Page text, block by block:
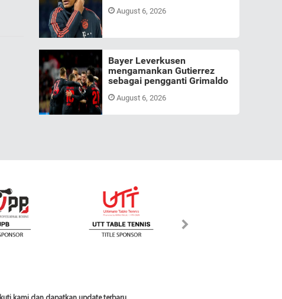
August 6, 2026
Bayer Leverkusen
mengamankan Gutierrez
sebagai pengganti Grimaldo
August 6, 2026